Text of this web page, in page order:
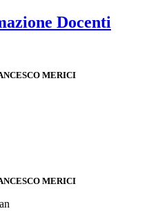
Docenti
MERICI
MERICI